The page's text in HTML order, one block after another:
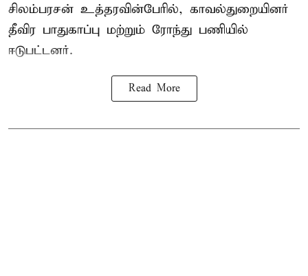
சிலம்பரசன் உத்தரவின்பேரில், காவல்துறையினர்
தீவிர பாதுகாப்பு மற்றும் ரோந்து பணியில்
ஈடுபட்டனர்.
Read More